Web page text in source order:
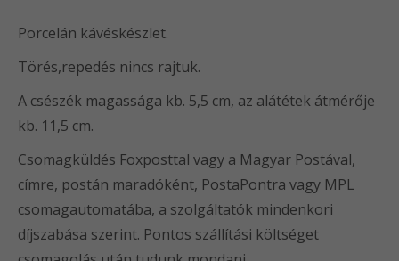
Porcelán kávéskészlet.
Törés,repedés nincs rajtuk.
A csészék magassága kb. 5,5 cm, az alátétek átmérője
kb. 11,5 cm.
Csomagküldés Foxposttal vagy a Magyar Postával,
címre, postán maradóként, PostaPontra vagy MPL
csomagautomatába, a szolgáltatók mindenkori
díjszabása szerint. Pontos szállítási költséget